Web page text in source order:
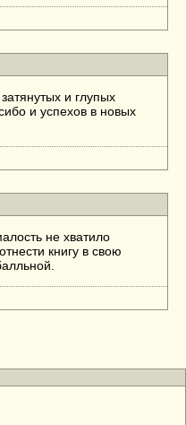
и глупых
и успехов в новых
не хватило
книгу в свою